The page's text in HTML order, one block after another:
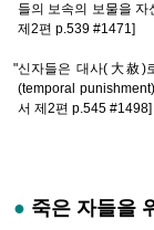
들의 보속의 보물을 자
제2편 p.539 #1471]
"신자들은 대사(大赦)
(temporal
서 제2편 p.545 #1498]
● 죽은 자들을